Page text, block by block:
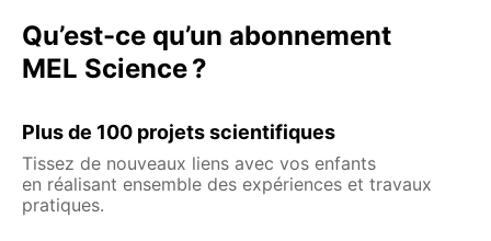
Qu’est-ce qu’un abonnement
MEL Science ?
Plus de 100 projets scientifiques
Tissez de nouveaux liens avec vos enfants
en réalisant ensemble des expériences et travaux
pratiques.